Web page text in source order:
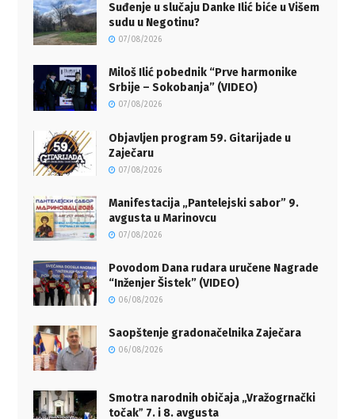
Suđenje u slučaju Danke Ilić biće u Višem
sudu u Negotinu?
07/08/2026
Miloš Ilić pobednik “Prve harmonike
Srbije – Sokobanja” (VIDEO)
07/08/2026
Objavljen program 59. Gitarijade u
Zaječaru
07/08/2026
Manifestacija „Pantelejski sabor” 9.
avgusta u Marinovcu
07/08/2026
Povodom Dana rudara uručene Nagrade
“Inženjer Šistek” (VIDEO)
06/08/2026
Saopštenje gradonačelnika Zaječara
06/08/2026
Smotra narodnih običaja „Vražogrnački
točakˮ 7. i 8. avgusta